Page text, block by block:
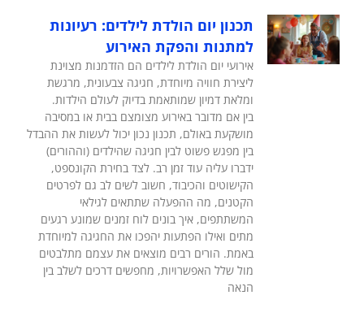
תכנון יום הולדת לילדים: רעיונות
למתנות והפקת האירוע
אירועי יום הולדת לילדים הם הזדמנות מצוינת
ליצירת חוויה מיוחדת, חגיגה צבעונית, מרגשת
ומלאת דמיון שמותאמת בדיוק לעולם הילדות.
בין אם מדובר באירוע מצומצם בבית או במסיבה
מושקעת באולם, תכנון נכון יכול לעשות את ההבדל
בין מפגש פשוט לבין חגיגה שהילדים (וההורים)
ידברו עליה עוד זמן רב. לצד בחירת הקונספט,
הקישוטים והכיבוד, חשוב לשים לב גם לפרטים
הקטנים, מה ההפעלה שתתאים לגילאי
המשתתפים, איך בונים לוח זמנים שמונע רגעים
מתים ואילו הפתעות יהפכו את החגיגה למיוחדת
באמת. הורים רבים מוצאים את עצמם מתלבטים
מול שלל האפשרויות, מחפשים דרכים לשלב בין
הנאה